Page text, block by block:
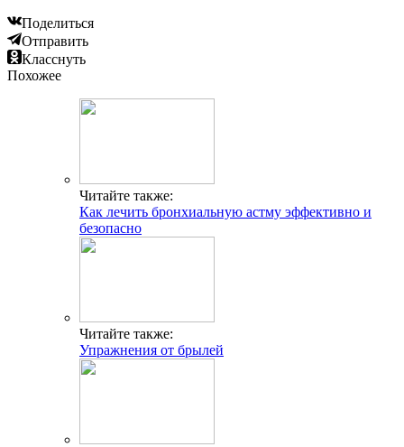
Поделиться
Отправить
Класснуть
Похожее
Читайте также:
Как лечить бронхиальную астму эффективно и
безопасно
Читайте также:
Упражнения от брылей